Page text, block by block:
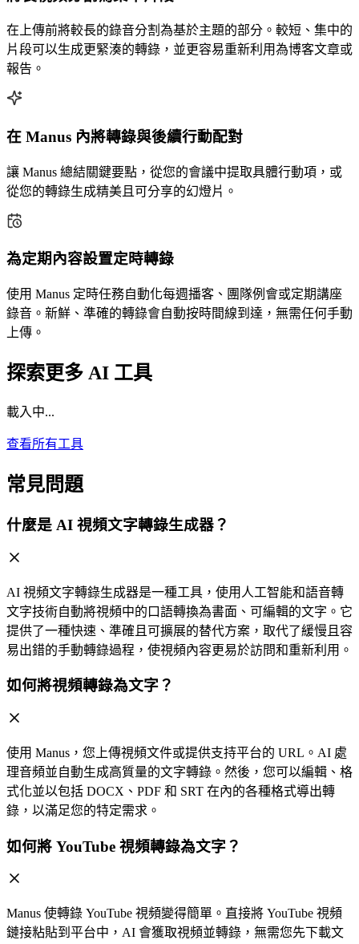
在上傳前將較長的錄音分割為基於主題的部分。較短、集中的
片段可以生成更緊湊的轉錄，並更容易重新利用為博客文章或
報告。
在 Manus 內將轉錄與後續行動配對
讓 Manus 總結關鍵要點，從您的會議中提取具體行動項，或
從您的轉錄生成精美且可分享的幻燈片。
為定期內容設置定時轉錄
使用 Manus 定時任務自動化每週播客、團隊例會或定期講座
錄音。新鮮、準確的轉錄會自動按時間線到達，無需任何手動
上傳。
探索更多 AI 工具
載入中...
查看所有工具
常見問題
什麼是 AI 視頻文字轉錄生成器？
AI 視頻文字轉錄生成器是一種工具，使用人工智能和語音轉
文字技術自動將視頻中的口語轉換為書面、可編輯的文字。它
提供了一種快速、準確且可擴展的替代方案，取代了緩慢且容
易出錯的手動轉錄過程，使視頻內容更易於訪問和重新利用。
如何將視頻轉錄為文字？
使用 Manus，您上傳視頻文件或提供支持平台的 URL。AI 處
理音頻並自動生成高質量的文字轉錄。然後，您可以編輯、格
式化並以包括 DOCX、PDF 和 SRT 在內的各種格式導出轉
錄，以滿足您的特定需求。
如何將 YouTube 視頻轉錄為文字？
Manus 使轉錄 YouTube 視頻變得簡單。直接將 YouTube 視頻
鏈接粘貼到平台中，AI 會獲取視頻並轉錄，無需您先下載文